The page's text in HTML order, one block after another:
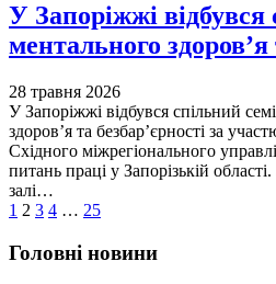
У Запоріжжі відбувся
ментального здоров’я
28 травня 2026
У Запоріжжі відбувся спільний
здоров’я та безбар’єрності за
Східного міжрегіонального
питань праці у Запорізькій
залі…
1 2 3 4 … 25
Головні новини